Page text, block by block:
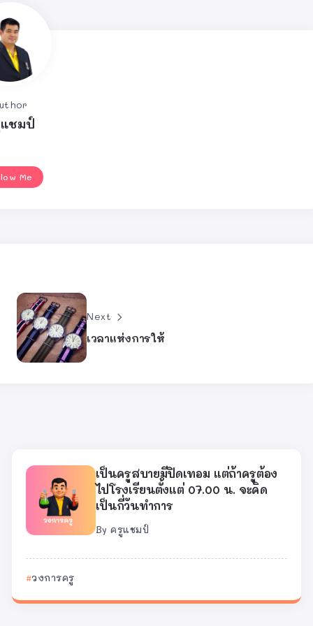
ชมป์
Me
Next
เวลาแห่งการให้
เป็นครูสบายมีปิดเทอม แต่ถ้าครูต้อง
ไปโรงเรียนตั้งแต่ 07.00 น. จะคิด
เป็นกี่วันทำการ
By ครูแชมป์
วงการครู